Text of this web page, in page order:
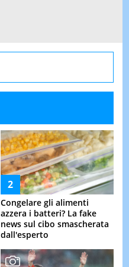
Congelare gli alimenti
azzera i batteri? La fake
news sul cibo smascherata
dall'esperto